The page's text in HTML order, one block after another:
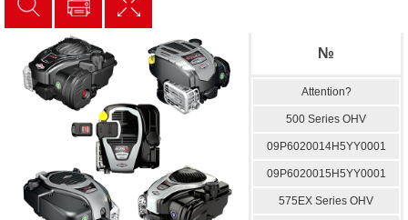
№
Attention?
500 Series OHV
09P6020014H5YY0001
09P6020015H5YY0001
575EX Series OHV